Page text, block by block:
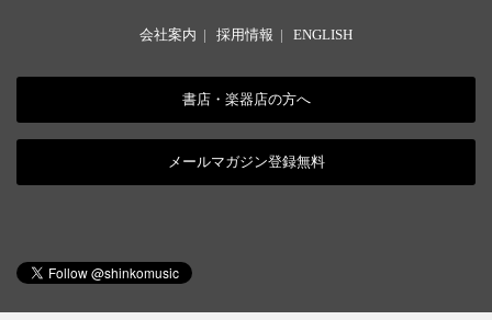
会社案内 | 採用情報 | ENGLISH
書店・楽器店の方へ
メールマガジン登録無料